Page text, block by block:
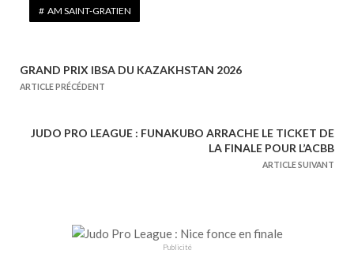
AM SAINT-GRATIEN
N
GRAND PRIX IBSA DU KAZAKHSTAN 2026
ARTICLE PRÉCÉDENT
JUDO PRO LEAGUE : FUNAKUBO ARRACHE LE TICKET DE
LA FINALE POUR L’ACBB
ARTICLE SUIVANT
Publicité